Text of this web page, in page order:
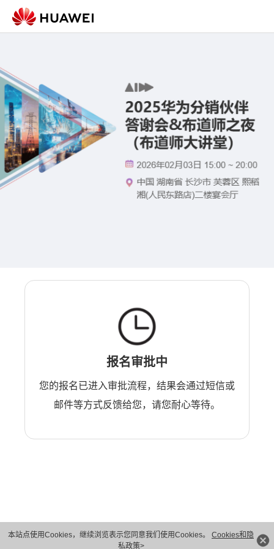
本站点使用Cookies，继续浏览表示您同意我们使用Cookies。 Cookies和隐
私政策>
报名审批中
您的报名已进入审批流程，结果会通过短信或
邮件等方式反馈给您，请您耐心等待。
版权所有 © 华为技术有限公司 1998-2026。 保留一切权利。粤A2-20044005号